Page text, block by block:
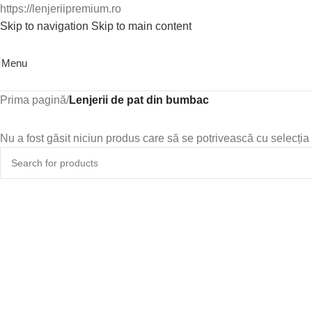
https://lenjeriipremium.ro
Skip to navigation Skip to main content
Menu
Prima pagină/Lenjerii de pat din bumbac
Nu a fost găsit niciun produs care să se potrivească cu selecția